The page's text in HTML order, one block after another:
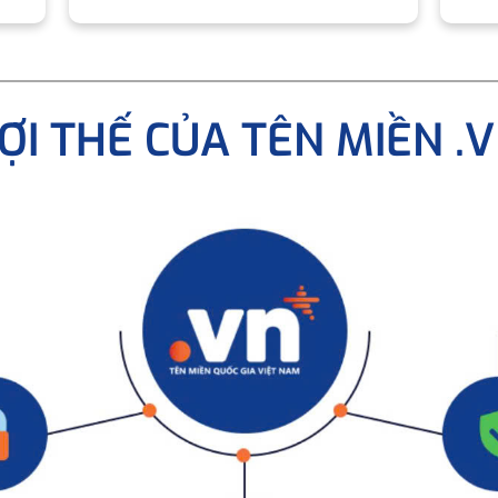
THẾ CỦA TÊN MIỀN